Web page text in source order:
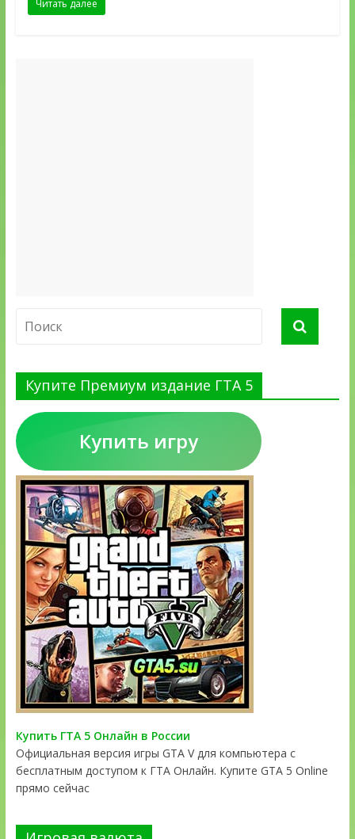
Читать далее
Купите Премиум издание ГТА 5
Купить игру
Купить ГТА 5 Онлайн в России
Официальная версия игры GTA V для компьютера с
бесплатным доступом к ГТА Онлайн. Купите GTA 5 Online
прямо сейчас